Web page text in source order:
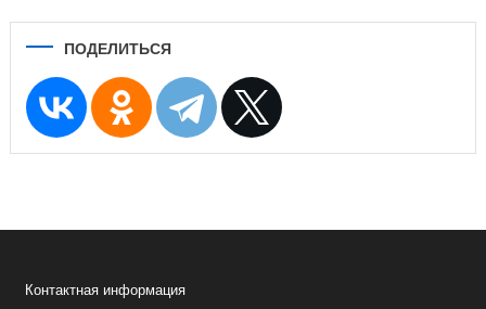
ПОДЕЛИТЬСЯ
Контактная информация